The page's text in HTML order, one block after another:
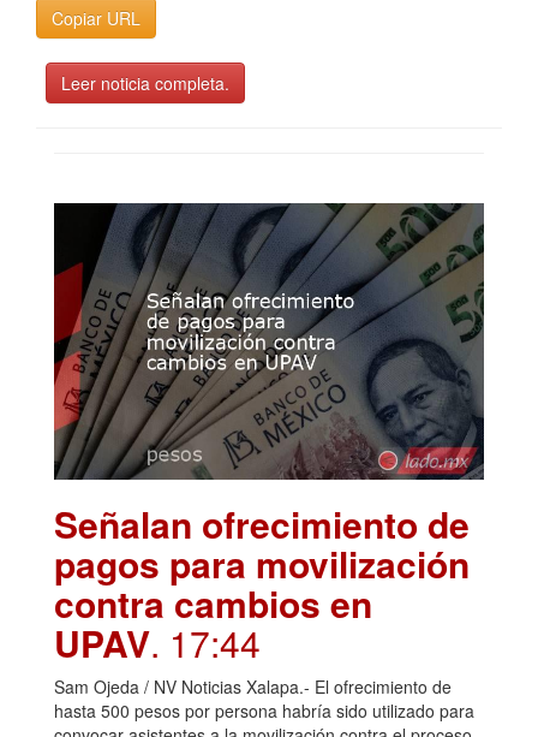
Copiar URL
Leer noticia completa.
Señalan ofrecimiento de
pagos para movilización
contra cambios en
UPAV. 17:44
Sam Ojeda / NV Noticias Xalapa.- El ofrecimiento de
hasta 500 pesos por persona habría sido utilizado para